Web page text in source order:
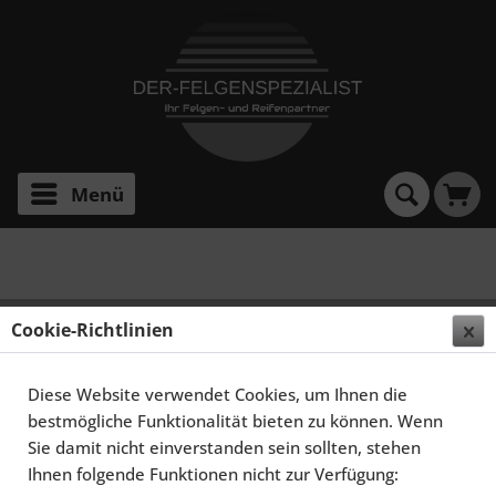
Menü
AGB
Allgemeine Geschäftsbedingungen
1. Geltungsbereich
Für alle Bestellungen über unseren Online-Shop gelten die
Cookie-Richtlinien
Diese Website verwendet Cookies, um Ihnen die
bestmögliche Funktionalität bieten zu können. Wenn
Sie damit nicht einverstanden sein sollten, stehen
Ihnen folgende Funktionen nicht zur Verfügung: